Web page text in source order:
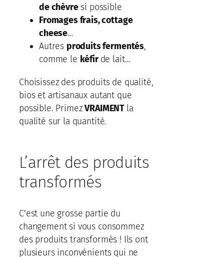
de chèvresi possible
Fromages frais, cottage
cheese…
Autres produits fermentés,
comme le kéfir de lait…
Choisissez des produits de qualité,
bios et artisanaux autant que
possible. PrimezVRAIMENT la
qualité sur la quantité.
L’arrêt des produits
transformés
C’est une grosse partie du
changement si vous consommez
des produits transformés ! Ils ont
plusieurs inconvénients qui ne